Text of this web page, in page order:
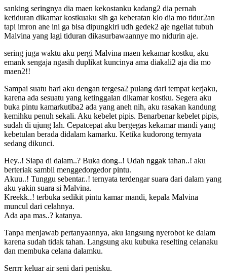
sanking seringnya dia maen kekostanku kadang2 dia pernah
ketiduran dikamar kostkuaku sih ga keberatan klo dia mo tidur2an
tapi imron ane ini ga bisa dipungkiri udh gedek2 aje ngeliat tubuh
Malvina yang lagi tiduran dikasurbawaannye mo nidurin aje.
sering juga waktu aku pergi Malvina maen kekamar kostku, aku
emank sengaja ngasih duplikat kuncinya ama diakali2 aja dia mo
maen2!!
Sampai suatu hari aku dengan tergesa2 pulang dari tempat kerjaku,
karena ada sesuatu yang ketinggalan dikamar kostku. Segera aku
buka pintu kamarkutiba2 ada yang aneh nih, aku rasakan kandung
kemihku penuh sekali. Aku kebelet pipis. Benarbenar kebelet pipis,
sudah di ujung lah. Cepatcepat aku bergegas kekamar mandi yang
kebetulan berada didalam kamarku. Ketika kudorong ternyata
sedang dikunci.
Hey..! Siapa di dalam..? Buka dong..! Udah nggak tahan..! aku
berteriak sambil menggedorgedor pintu.
Akuu..! Tunggu sebentar..! ternyata terdengar suara dari dalam yang
aku yakin suara si Malvina.
Kreekk..! terbuka sedikit pintu kamar mandi, kepala Malvina
muncul dari celahnya.
Ada apa mas..? katanya.
Tanpa menjawab pertanyaannya, aku langsung nyerobot ke dalam
karena sudah tidak tahan. Langsung aku kubuka reselting celanaku
dan membuka celana dalamku.
Serrrr keluar air seni dari penisku.